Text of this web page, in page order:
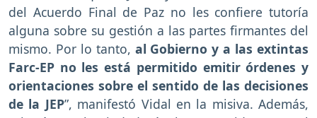
del Acuerdo Final de Paz no les confiere tutoría
alguna sobre su gestión a las partes firmantes del
mismo. Por lo tanto, al Gobierno y a las extintas
Farc-EP no les está permitido emitir órdenes y
orientaciones sobre el sentido de las decisiones
de la JEP”, manifestó Vidal en la misiva. Además,